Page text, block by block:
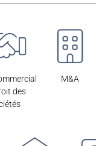
des
M&A